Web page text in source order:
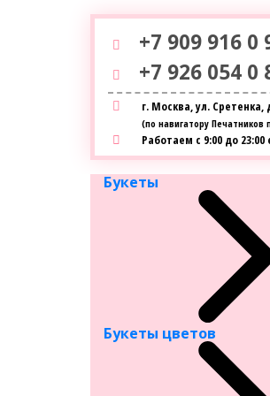
+7 909 916 0
+7 926 054 0
г. Москва, ул. Сретенка,
(по навигатору Печатников
Работаем с 9:00 до
Букеты
Букеты цветов